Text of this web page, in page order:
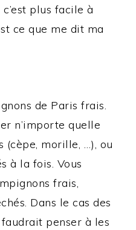
plus facile à
ce que me dit ma
de Paris frais.
n’importe quelle
(cèpe, morille, …), ou
à la fois. Vous
frais,
Dans le cas des
penser à les